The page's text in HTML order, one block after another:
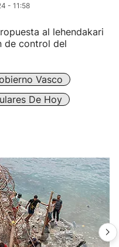
- 11:58
al lehendakari
de control del
Vasco
De Hoy